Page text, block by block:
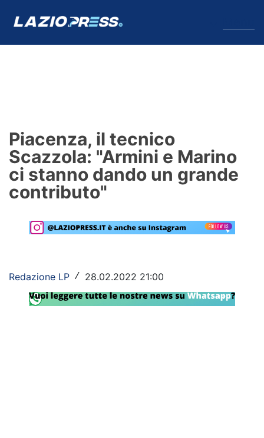
Formello
Infortuni
Primavera
Calciomercato
Rassegna Lazio
Social
Piacenza, il tecnico
Scazzola: "Armini e Marino
ci stanno dando un grande
contributo"
Redazione LP / 28.02.2022 21:00